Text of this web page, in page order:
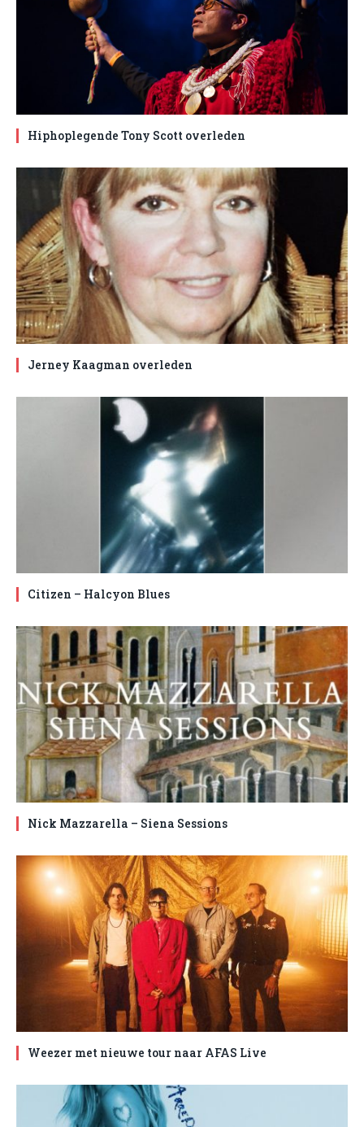
Hiphoplegende Tony Scott overleden
Jerney Kaagman overleden
Citizen – Halcyon Blues
Nick Mazzarella – Siena Sessions
Weezer met nieuwe tour naar AFAS Live